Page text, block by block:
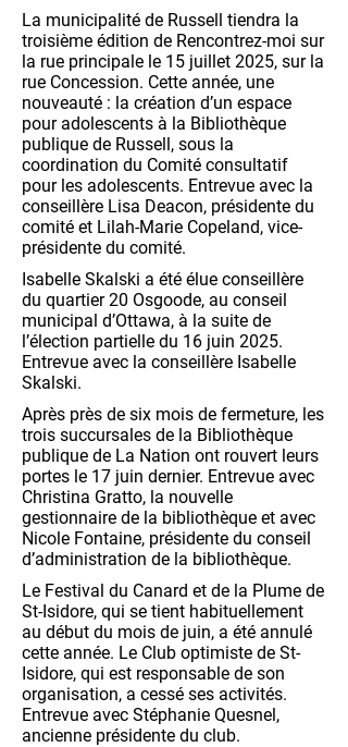
La municipalité de Russell tiendra la
troisième édition de Rencontrez-moi sur
la rue principale le 15 juillet 2025, sur la
rue Concession. Cette année, une
nouveauté : la création d’un espace
pour adolescents à la Bibliothèque
publique de Russell, sous la
coordination du Comité consultatif
pour les adolescents. Entrevue avec la
conseillère Lisa Deacon, présidente du
comité et Lilah-Marie Copeland, vice-
présidente du comité.
Isabelle Skalski a été élue conseillère
du quartier 20 Osgoode, au conseil
municipal d’Ottawa, à la suite de
l’élection partielle du 16 juin 2025.
Entrevue avec la conseillère Isabelle
Skalski.
Après près de six mois de fermeture, les
trois succursales de la Bibliothèque
publique de La Nation ont rouvert leurs
portes le 17 juin dernier. Entrevue avec
Christina Gratto, la nouvelle
gestionnaire de la bibliothèque et avec
Nicole Fontaine, présidente du conseil
d’administration de la bibliothèque.
Le Festival du Canard et de la Plume de
St-Isidore, qui se tient habituellement
au début du mois de juin, a été annulé
cette année. Le Club optimiste de St-
Isidore, qui est responsable de son
organisation, a cessé ses activités.
Entrevue avec Stéphanie Quesnel,
ancienne présidente du club.